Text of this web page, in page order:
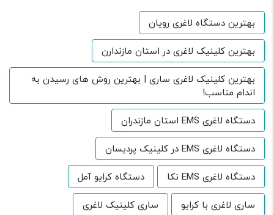
بهترین دستگاه لاغری رویان
بهترین کلینیک لاغری در استان مازندارن
بهترین کلینیک لاغری ساری | بهترین روش های رسیدن به
اندام مناسب!
دستگاه لاغری EMS استان مازندران
دستگاه لاغری EMS در کلینیک پردیسان
دستگاه لاغری EMS نکا
دستگاه کرایو آمل
ساری لاغری با کرایو
ساری کلینیک لاغری